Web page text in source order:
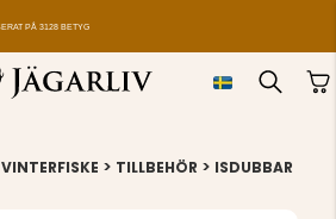
VINTERFISKE > TILLBEHÖR > ISDUBBAR